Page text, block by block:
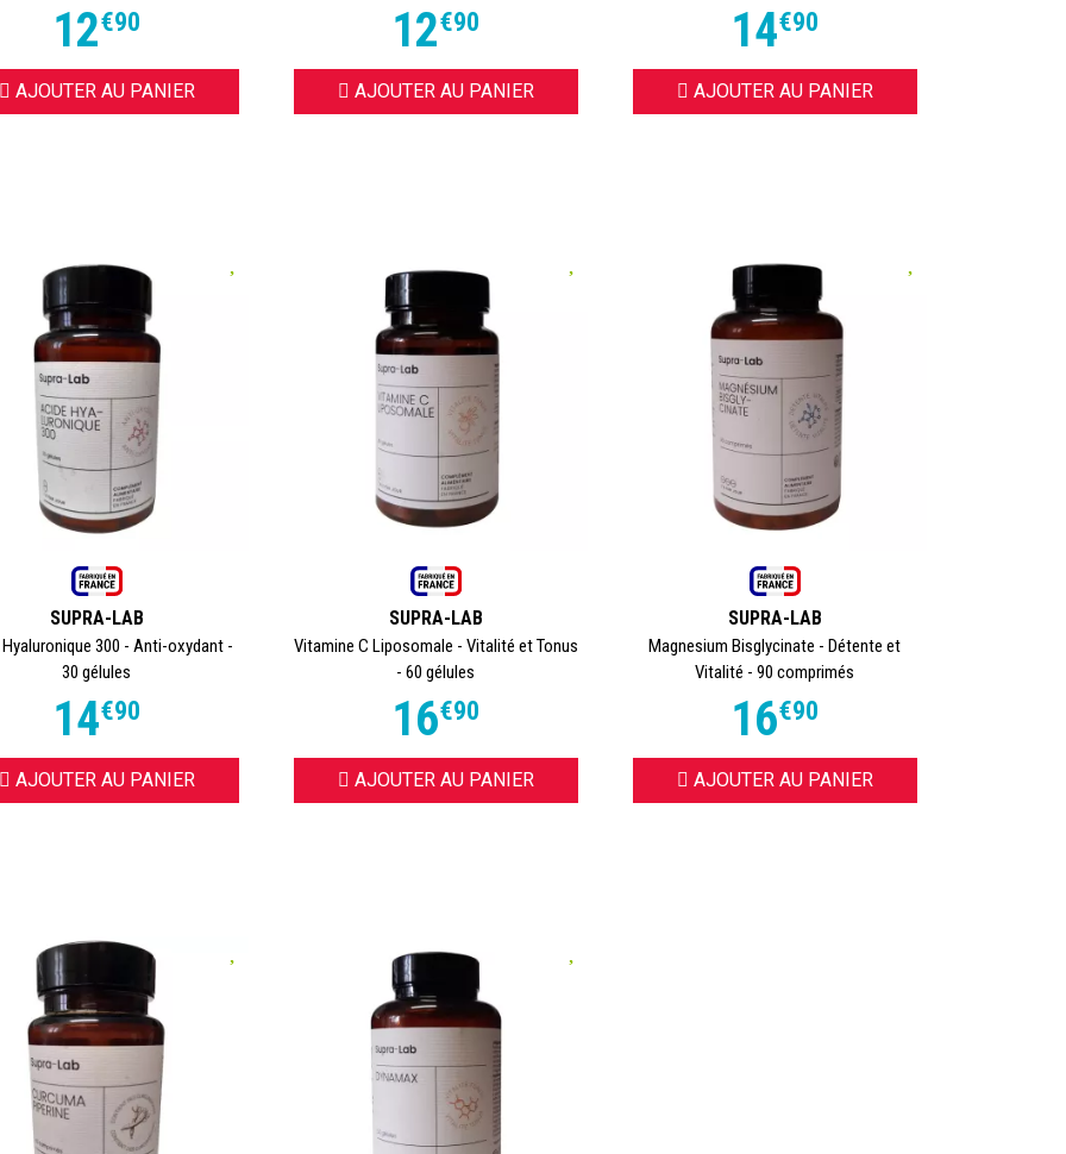
12€90
AJOUTER AU PANIER
12€90
AJOUTER AU PANIER
14€90
AJOUTER AU PANIER
SUPRA-LAB
300 - Anti-oxydant -
30 gélules
14€90
AJOUTER AU PANIER
SUPRA-LAB
Vitamine C Liposomale - Vitalité et Tonus
- 60 gélules
16€90
AJOUTER AU PANIER
SUPRA-LAB
Magnesium Bisglycinate - Détente et
Vitalité - 90 comprimés
16€90
AJOUTER AU PANIER